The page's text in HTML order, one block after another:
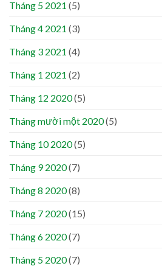
Tháng 5 2021 (5)
Tháng 4 2021 (3)
Tháng 3 2021 (4)
Tháng 1 2021 (2)
Tháng 12 2020(5)
Tháng mười một 2020(5)
Tháng 10 2020(5)
Tháng 9 2020(7)
Tháng 8 2020(8)
Tháng 7 2020(15)
Tháng 6 2020(7)
Tháng 5 2020(7)